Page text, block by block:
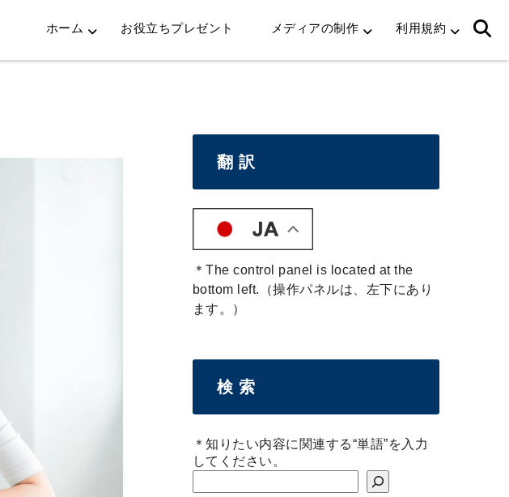
ホーム お役立ちプレゼント メディアの制作 利用規約
翻 訳
＊The control panel is located at the
bottom left.（操作パネルは、左下にあり
ます。）
検 索
＊知りたい内容に関連する“単語”を入力
してください。